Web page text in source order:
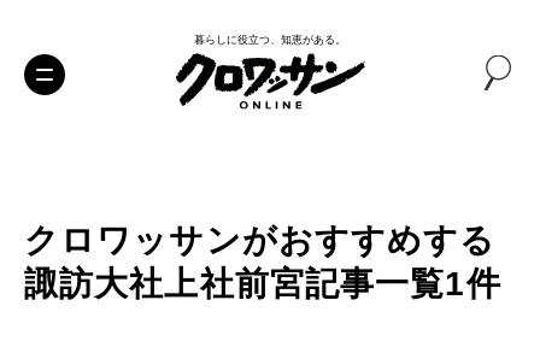
暮らしに役立つ、知恵がある。
クロワッサンがおすすめする
諏訪大社上社前宮記事一覧1件